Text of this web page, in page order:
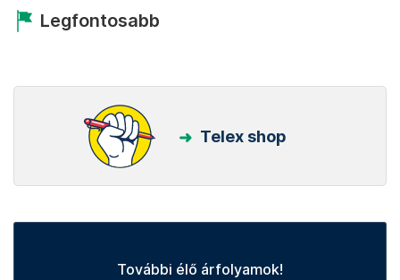
Legfontosabb
Telex shop
További élő árfolyamok!